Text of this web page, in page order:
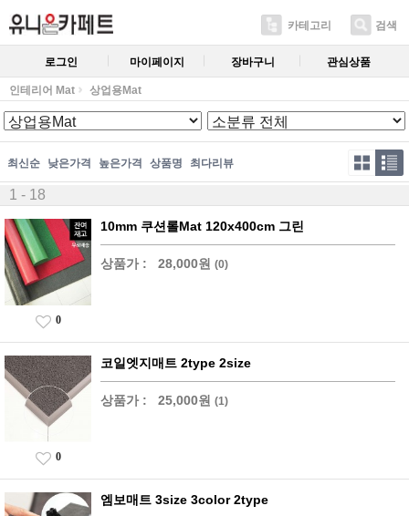
카테고리 검색
로그인 마이페이지 장바구니 관심상품
인테리어 Mat 상업용Mat
최신순 낮은가격 높은가격 상품명 최다리뷰
1 - 18
10mm 쿠션롤Mat 120x400cm 그린
상품가 : 28,000원 (0)
0
코일엣지매트 2type 2size
상품가 : 25,000원 (1)
0
엠보매트 3size 3color 2type